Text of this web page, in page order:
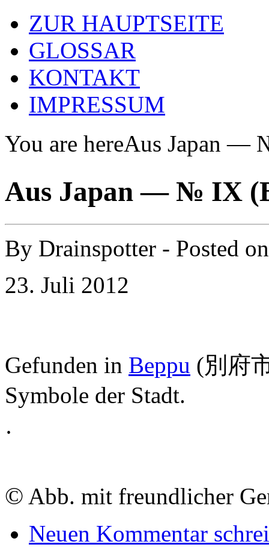
ZUR HAUPTSEITE
GLOSSAR
KONTAKT
IMPRESSUM
You are hereAus Japan —
Aus Japan — № IX
By Drainspotter - Posted
23. Juli 2012
Gefunden in Beppu (別府
Symbole der Stadt.
·
© Abb. mit freundlicher
Neuen Kommentar